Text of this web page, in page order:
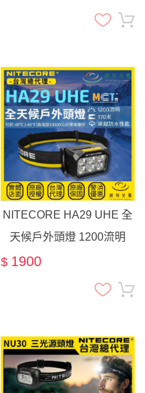
NITECORE HA29 UHE 全
天候戶外頭燈 1200流明
170米 三色燈 工作燈 搜索
露營 高海拔 可用AAA電池
$ 1900